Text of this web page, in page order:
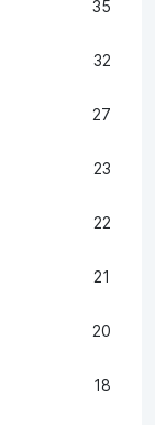
35
32
27
23
22
21
20
18